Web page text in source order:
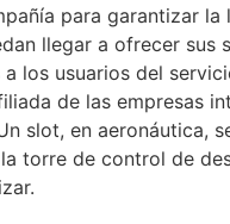
para garantizar
llegar a ofrecer
los usuarios del
de las empresas
slot, en aeronáutica,
torre de control de